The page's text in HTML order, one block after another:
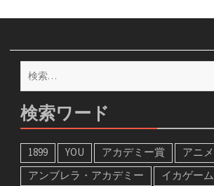
検
索:
検索ワード
1899 YOU アカデミー賞 アニメ
アンブレラ・アカデミー
イカゲーム